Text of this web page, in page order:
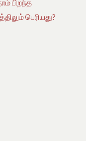
பிறந்த
பெரியது?